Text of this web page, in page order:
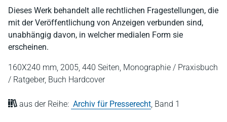
Dieses Werk behandelt alle rechtlichen Fragestellungen, die
mit der Veröffentlichung von Anzeigen verbunden sind,
unabhängig davon, in welcher medialen Form sie
erscheinen.
160X240 mm, 2005, 440 Seiten, Monographie / Praxisbuch
/ Ratgeber, Buch Hardcover
aus der Reihe: Archiv für Presserecht, Band 1